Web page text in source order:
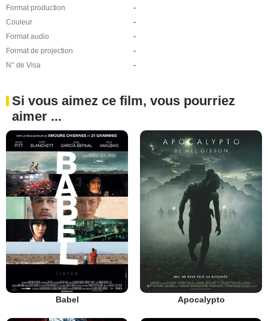
Format production
-
Couleur
-
Format audio
-
Format de projection
-
N° de Visa
-
Si vous aimez ce film, vous pourriez
aimer ...
Babel Apocalypto